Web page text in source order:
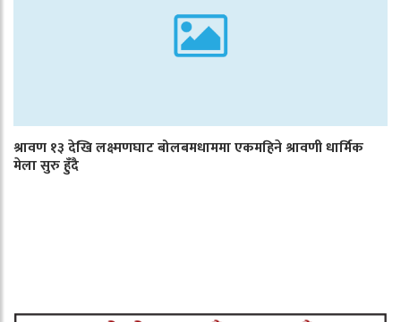
श्रावण १३ देखि लक्ष्मणघाट बोलबमधाममा एकमहिने श्रावणी धार्मिक
मेला सुरु हुँदै